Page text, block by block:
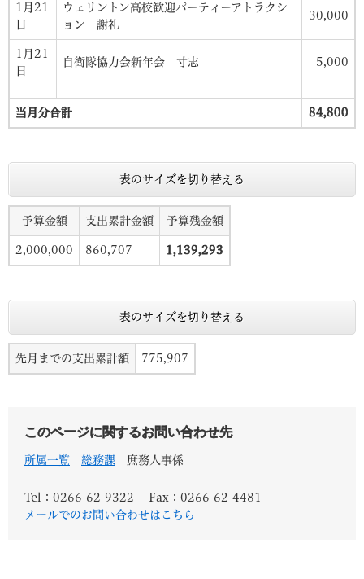
1月21
日
ウェリントン高校歓迎パーティーアトラクシ
ョン 謝礼
30,000
1月21
日
自衛隊協力会新年会 寸志 5,000
当月分合計 84,800
表のサイズを切り替える
予算金額 支出累計金額 予算残金額
2,000,000 860,707 1,139,293
表のサイズを切り替える
先月までの支出累計額 775,907
このページに関するお問い合わせ先
所属一覧 総務課 庶務人事係
Tel：0266-62-9322
Fax：0266-62-4481
メールでのお問い合わせはこちら